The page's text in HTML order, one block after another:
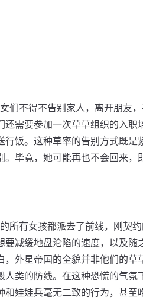
们不得不告别家人，离开朋友
需要参加一次草草组织的入职
饭。这种草率的告别方式既是
毕竟，她可能再也不会回来，
所有女孩都派去了前线，刚契
减缓地盘沦陷的速度，以及随
外星帝国的全貌并非他们的草
类的防线。在这种恐慌的气氛
娃娃兵毫无二致的行为，甚至